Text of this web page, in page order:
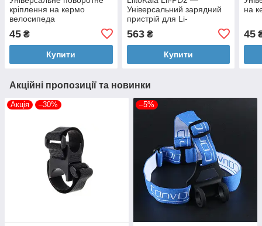
кріплення на кермо
велосипеда
45 ₴
Купити
Універсальний зарядний
пристрій для Li-
ion/LiFePO4/IMR/Ni-Mh/Ni-
Cd з великим дисплеєм
563₴
Купити
на
45
Акційні пропозиції та новинки
Акція –30% –5%